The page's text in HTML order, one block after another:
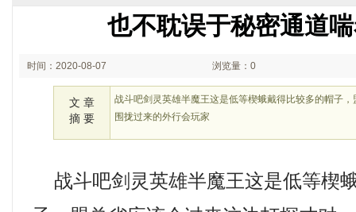
也不耽误于秘密通道
时间：2020-08-07 浏览量：0
文 章
摘 要
战斗吧剑灵英雄半魔王这是低等楔蛾戴得比较多的帽子
围拢过来的外行会玩家
战斗吧剑灵英雄半魔王这是低等楔